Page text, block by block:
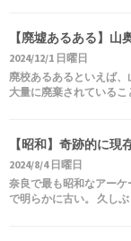
【廃墟あるある】
2024/12/1 日曜日
廃校あるあるといえば
大量に廃棄されている
【昭和】奇跡的に
2024/8/4 日曜日
奈良で最も昭和なアー
で明らかに古い。 久し